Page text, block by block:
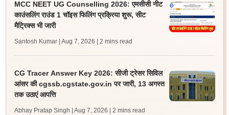
MCC NEET UG Counselling 2026: एमसीसी नीट
काउंसलिंग राउंड 1 चॉइस फिलिंग प्रक्रिया शुरू, सीट
मैट्रिक्स भी जारी
Santosh Kumar | Aug 7, 2026 | 2 mins read
CG Tracer Answer Key 2026: सीजी ट्रेसर सिविल
आंसर की cgssb.cgstate.gov.in पर जारी, 13 अगस्त
तक उठाएं आपत्ति
Abhay Pratap Singh | Aug 7, 2026 | 2 mins read